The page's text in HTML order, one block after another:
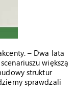
– Dwa lata
większą
struktur
sprawdzali